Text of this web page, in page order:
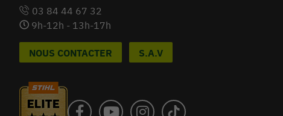
03 84 44 67 32
9h-12h - 13h-17h
NOUS CONTACTER S.A.V